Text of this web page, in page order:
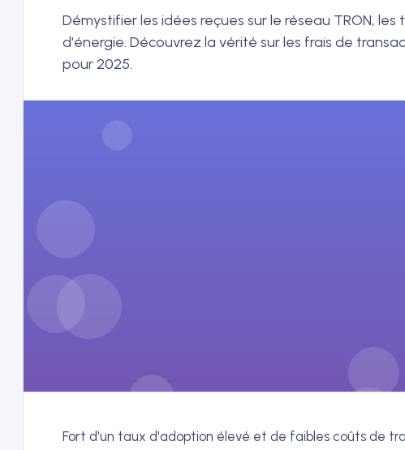
Démystifier les idées reçues sur le réseau TRON,
d'énergie. Découvrez la vérité sur les frais de
pour 2025.
Fort d'un taux d'adoption élevé et de faibles coûts de